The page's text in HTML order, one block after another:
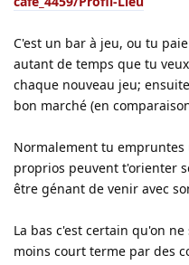
C'est un bar à jeu, ou tu
autant de temps que tu
chaque nouveau jeu;
bon marché (en
Normalement tu empruntes
proprios peuvent t'orienter
être génant de venir avec
La bas c'est certain qu'on
moins court terme par des